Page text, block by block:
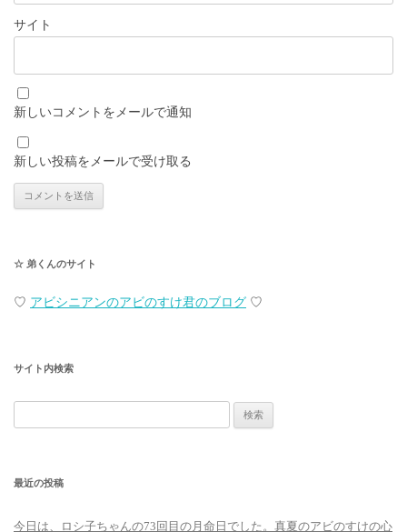
サイト
新しいコメントをメールで通知
新しい投稿をメールで受け取る
☆ 弟くんのサイト
♡ アビシニアンのアビのすけ君のブログ ♡
サイト内検索
索:
最近の投稿
今日は、ロシ子ちゃんの73回目の月命日でした。真夏のアビのすけの心